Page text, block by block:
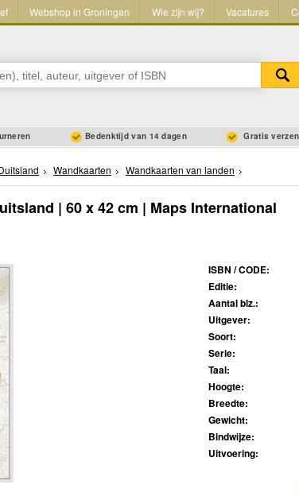
Webshop in Groningen Wie zijn wij? Vacatures
Bedenktijd van 14 dagen Gratis
Wandkaarten Wandkaarten van landen
| 60 x 42 cm | Maps International
ISBN / CODE:
Editie:
Aantal blz.:
Uitgever:
Soort:
Serie:
Taal:
Hoogte:
Breedte:
Gewicht:
Bindwijze:
Uitvoering: